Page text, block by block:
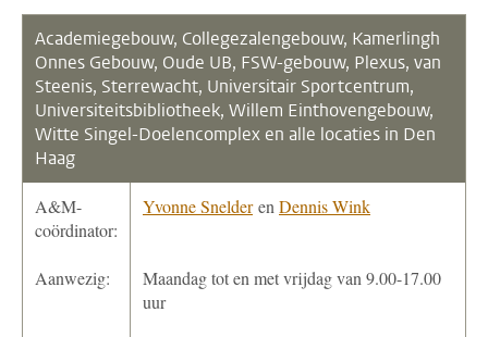
Academiegebouw, Collegezalengebouw, Kamerlingh
Onnes Gebouw, Oude UB, FSW-gebouw, Plexus, van
Steenis, Sterrewacht, Universitair Sportcentrum,
Universiteitsbibliotheek, Willem Einthovengebouw,
Witte Singel-Doelencomplex en alle locaties in Den
Haag
A&M-
coördinator:
Yvonne Snelderen Dennis Wink
Aanwezig:
Maandag tot en met vrijdag van 9.00-17.00
uur